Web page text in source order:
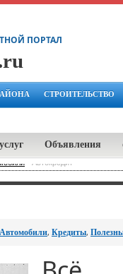
ПОРТАЛ
СТРОИТЕЛЬСТВО
Объявления
Автокредит
Автомобили, Кредиты,